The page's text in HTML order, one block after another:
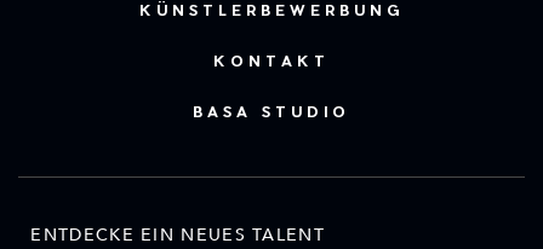
KÜNSTLERBEWERBUNG
KONTAKT
BASA STUDIO
ENTDECKE EIN NEUES TALENT